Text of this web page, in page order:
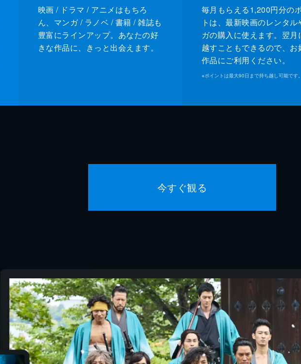
映画 / ドラマ / アニメはもちろ
ん、マンガ / ラノベ / 書籍 / 雑誌も
豊富にラインアップ。あなたの好
きな作品に、きっと出会えます。
毎月もらえる1,200円分の
トは、最新映画のレンタル
ガの購入に使えます。翌月
越すこともできるので、お
作品にご利用ください。
※ポイントは最大90日まで持ち越し可能です。
今すぐ観る